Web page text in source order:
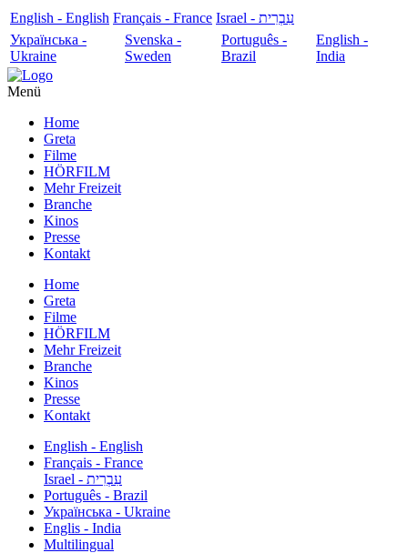
English - English Français - France
עִבְרִית - Israel
Українська -
Ukraine
Svenska -
Sweden
Português -
Brazil
English -
India
Menü
Home
Greta
Filme
HÖRFILM
Mehr Freizeit
Branche
Kinos
Presse
Kontakt
Home
Greta
Filme
HÖRFILM
Mehr Freizeit
Branche
Kinos
Presse
Kontakt
English - English
Français - France
עִבְרִית - Israel
Português - Brazil
Українська - Ukraine
Englis - India
Multilingual